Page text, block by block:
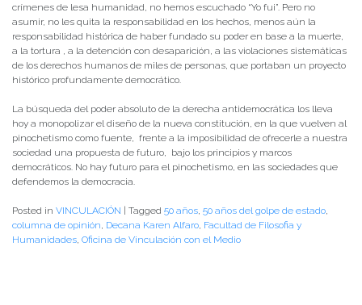
crímenes de lesa humanidad, no hemos escuchado “Yo fui”. Pero no
asumir, no les quita la responsabilidad en los hechos, menos aún la
responsabilidad histórica de haber fundado su poder en base a la muerte,
a la tortura , a la detención con desaparición, a las violaciones sistemáticas
de los derechos humanos de miles de personas, que portaban un proyecto
histórico profundamente democrático.
La búsqueda del poder absoluto de la derecha antidemocrática los lleva
hoy a monopolizar el diseño de la nueva constitución, en la que vuelven al
pinochetismo como fuente, frente a la imposibilidad de ofrecerle a nuestra
sociedad una propuesta de futuro, bajo los principios y marcos
democráticos. No hay futuro para el pinochetismo, en las sociedades que
defendemos la democracia.
Posted in VINCULACIÓN | Tagged 50 años, 50 años del golpe de estado,
columna de opinión, Decana Karen Alfaro, Facultad de Filosofia y
Humanidades, Oficina de Vinculación con el Medio